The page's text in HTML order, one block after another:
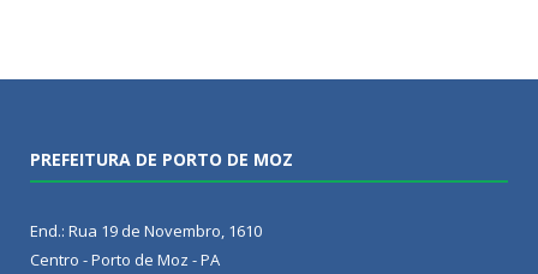
PREFEITURA DE PORTO DE MOZ
End.: Rua 19 de Novembro, 1610
Centro - Porto de Moz - PA